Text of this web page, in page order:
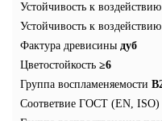
Устойчивость к
Устойчивость к
Фактура древисины дуб
Цветостойкость ≥6
Группа воспламеняемости
Соответвие ГОСТ (EN, ISO)